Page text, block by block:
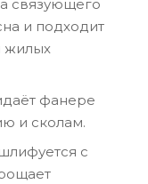
связующего
и подходит
жилых
фанере
и сколам.
с